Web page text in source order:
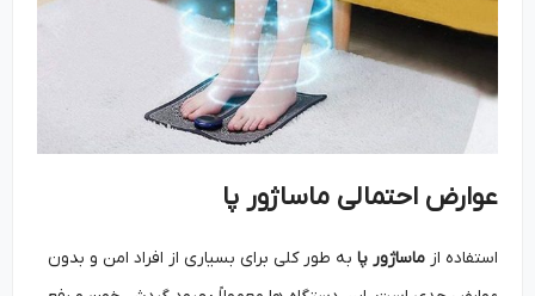
عوارض احتمالی ماساژور پا
استفاده ازماساژور پابه طور کلی برای بسیاری از افراد امن و بدون